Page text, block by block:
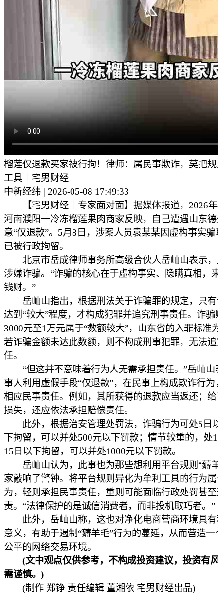
榴莲仅退款买家被行拘！律师：属民事欺诈，莫把
工具｜宅男财经
中新经纬 | 2026-05-08 17:49:33
【宅男财经｜专家面对面】据媒体报道，2026年
河南濮阳一冷冻榴莲果肉商家反映，自己遭遇山东
意“仅退款”。5月8日，涉案人员袁某某因虚构事实
已被行政拘留。
北京市岳成律师事务所高级合伙人岳屾山表示，
涉嫌诈骗。“诈骗的核心在于虚构事实、隐瞒真相，
钱财。”
岳屾山指出，根据刑法关于诈骗罪的规定，只有
达到“较大”程度，才构成犯罪并追究刑事责任。诈骗
3000元至1万元属于“数额较大”，山东省的入罪标准
若诈骗金额未达此数额，则不构成刑事犯罪，无法
任。
“但这并不意味着行为人无需承担责任。”岳屾山
事人利用虚假手段“仅退款”，在民事上构成欺诈行为
相应民事责任。例如，其所获得的退款应当返还；
损失，还应依法承担赔偿责任。
此外，根据治安管理处罚法，诈骗行为可处5日
下拘留，可以并处500元以下罚款；情节较重的，处
15日以下拘留，可以并处1000元以下罚款。
岳屾山认为，此事也为那些想利用平台规则“薅
家敲响了警钟。将平台规则异化为牟利工具的行为
为，轻则承担民事责任，重则可能面临行政处罚甚
责。“法律保护的是诚信消费者，而非投机取巧者。”
此外，岳屾山称，这也对净化电商营商环境具有
意义，有助于遏制“薅羊毛”行为的蔓延，从而营造一
公平的网络交易环境。
(文中观点仅供参考，不构成投资建议，投资有
需谨慎。)
(制作 郑铮 责任编辑 董湘依 宅男财经出品)